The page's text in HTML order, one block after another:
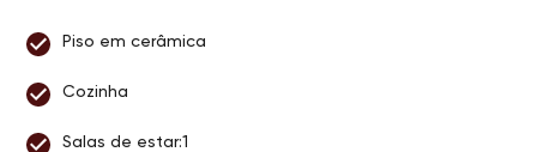
Piso em cerâmica
Cozinha
Salas de estar:1